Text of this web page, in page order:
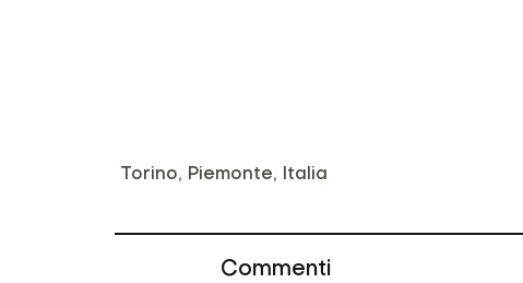
Torino, Piemonte, Italia
Commenti